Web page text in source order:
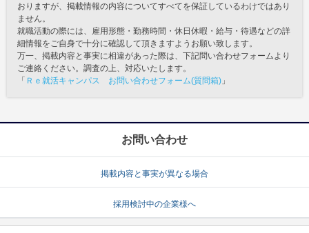
おりますが、掲載情報の内容についてすべてを保証しているわけではあり
ません。
就職活動の際には、雇用形態・勤務時間・休日休暇・給与・待遇などの詳
細情報をご自身で十分に確認して頂きますようお願い致します。
万一、掲載内容と事実に相違があった際は、下記問い合わせフォームより
ご連絡ください。調査の上、対応いたします。
「 Ｒｅ就活キャンパス お問い合わせフォーム(質問箱) 」
お問い合わせ
掲載内容と事実が異なる場合
採用検討中の企業様へ